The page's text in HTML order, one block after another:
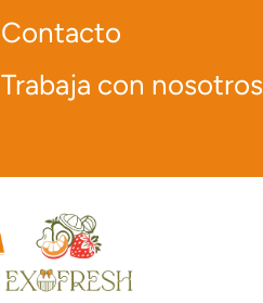
Contacto
Trabaja con nosotros